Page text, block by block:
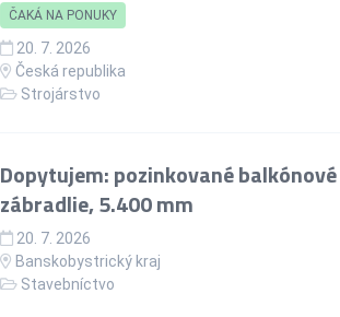
ČAKÁ NA PONUKY
20. 7. 2026
Česká republika
Strojárstvo
Dopytujem: pozinkované balkónové
zábradlie, 5.400 mm
20. 7. 2026
Banskobystrický kraj
Stavebníctvo